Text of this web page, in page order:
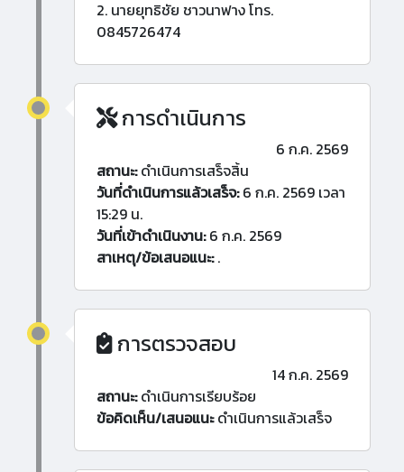
2. นายยุทธิชัย ชาวนาฟาง โทร.
0845726474
การดำเนินการ
6 ก.ค. 2569
สถานะ:ดำเนินการเสร็จสิ้น
วันที่ดำเนินการแล้วเสร็จ:6 ก.ค. 2569 เวลา
15:29 น.
วันที่เข้าดำเนินงาน:6 ก.ค. 2569
สาเหตุ/ข้อเสนอแนะ:.
การตรวจสอบ
14 ก.ค. 2569
สถานะ:ดำเนินการเรียบร้อย
ข้อคิดเห็น/เสนอแนะดำเนินการแล้วเสร็จ